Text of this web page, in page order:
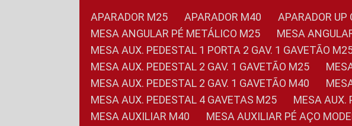
APARADOR M25
APARADOR M40 APARADOR
MESA ANGULAR PÉ METÁLICO M25
MESA
MESA AUX. PEDESTAL 1 PORTA 2 GAV. 1 GAVETÃO
MESA AUX. PEDESTAL 2 GAV. 1 GAVETÃO M25
MESA AUX. PEDESTAL 2 GAV. 1 GAVETÃO M40
MESA AUX. PEDESTAL 4 GAVETAS M25
MESA
MESA AUXILIAR M40
MESA AUXILIAR PÉ AÇO